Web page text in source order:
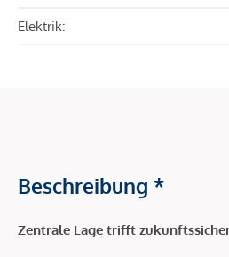
Elektrik:
Beschreibung *
Zentrale Lage trifft